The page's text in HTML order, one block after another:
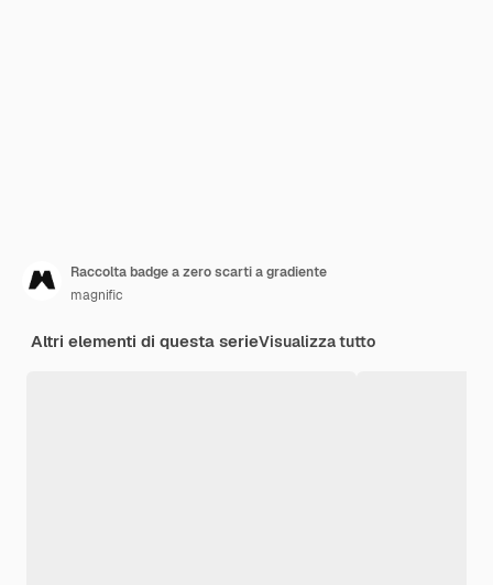
Raccolta badge a zero scarti a gradiente
magnific
Altri elementi di questa serieVisualizza tutto